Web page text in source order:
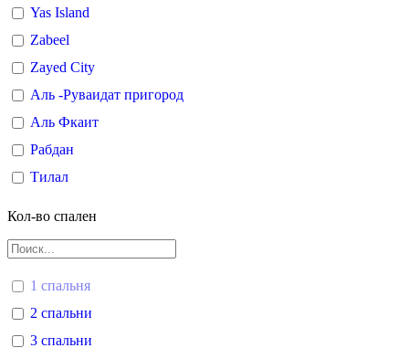
Yas Island
Zabeel
Zayed City
Аль -Руваидат пригород
Аль Фкаит
Рабдан
Тилал
Кол-во спален
1 спальня
2 спальни
3 спальни